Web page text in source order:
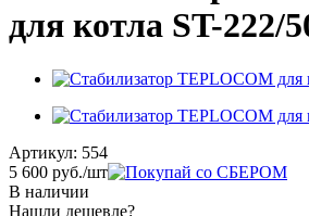
для котла ST-222/
Артикул: 554
5 600 руб./шт
В наличии
Нашли дешевле?